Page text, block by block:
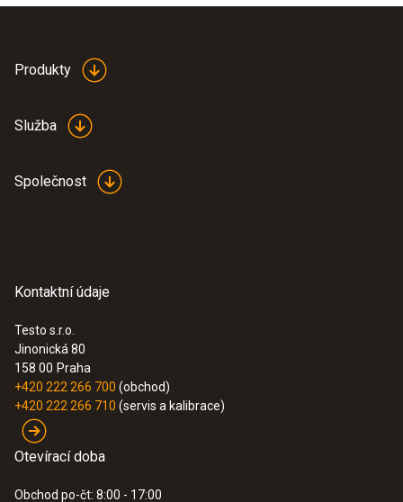
Produkty
Služba
Společnost
Kontaktní údaje
Testo s.r.o.
Jinonická 80
158 00 Praha
+420 222 266 700 (obchod)
+420 222 266 710 (servis a kalibrace)
Otevírací doba
Obchod po-čt: 8:00 - 17:00